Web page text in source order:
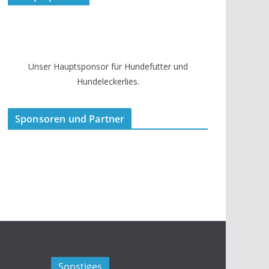
Unser Hauptsponsor für Hundefutter und
Hundeleckerlies.
Sponsoren und Partner